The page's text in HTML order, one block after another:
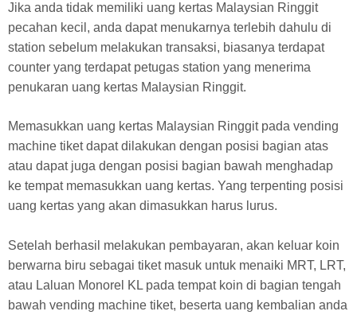
Jika anda tidak memiliki uang kertas Malaysian Ringgit
pecahan kecil, anda dapat menukarnya terlebih dahulu di
station sebelum melakukan transaksi, biasanya terdapat
counter yang terdapat petugas station yang menerima
penukaran uang kertas Malaysian Ringgit.
Memasukkan uang kertas Malaysian Ringgit pada vending
machine tiket dapat dilakukan dengan posisi bagian atas
atau dapat juga dengan posisi bagian bawah menghadap
ke tempat memasukkan uang kertas. Yang terpenting posisi
uang kertas yang akan dimasukkan harus lurus.
Setelah berhasil melakukan pembayaran, akan keluar koin
berwarna biru sebagai tiket masuk untuk menaiki MRT, LRT,
atau Laluan Monorel KL pada tempat koin di bagian tengah
bawah vending machine tiket, beserta uang kembalian anda